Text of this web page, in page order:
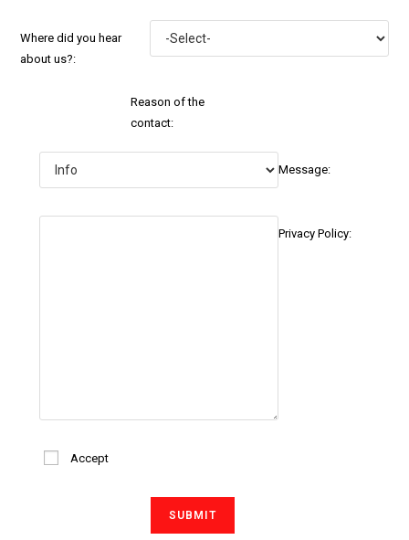
Where did you hear
about us?:
Reason of the
contact:
Message:
Privacy Policy:
Accept